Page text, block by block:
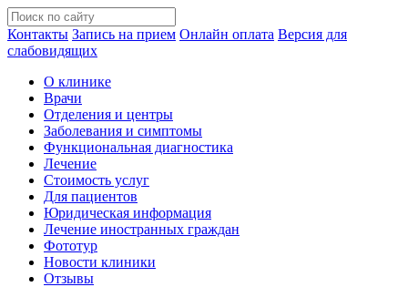
Контакты Запись на прием Онлайн оплата Версия для
слабовидящих
О клинике
Врачи
Отделения и центры
Заболевания и симптомы
Функциональная диагностика
Лечение
Стоимость услуг
Для пациентов
Юридическая информация
Лечение иностранных граждан
Фототур
Новости клиники
Отзывы